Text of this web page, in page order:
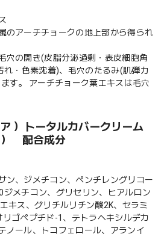
のアーチチョークの地上部から得られ
穴の開き(皮脂分泌過剰・表皮細胞角
・色素沈着)、毛穴のたるみ(肌弾力
す。 アーチチョーク葉エキスは毛穴
）トータルカバークリーム
） 配合成分
ン、ジメチコン、ペンチレングリコー
ジメチコン、グリセリン、ヒアルロン
キス、グリチルリチン酸2K、セラミ
リゴペプチド-1、テトラヘキシルデカ
ノール、トコフェロール、アランイ